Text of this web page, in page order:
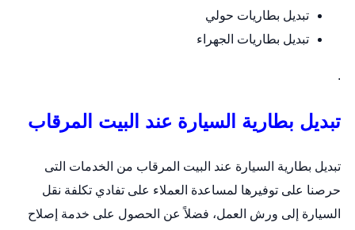
تبديل بطاريات حولي
تبديل بطاريات الجهراء
.
تبديل بطارية السيارة عند البيت المرقاب
تبديل بطارية السيارة عند البيت المرقاب من الخدمات التى
حرصنا على توفيرها لمساعدة العملاء على تفادي تكلفة نقل
السيارة إلى ورش العمل، فضلاً عن الحصول على خدمة إصلاح